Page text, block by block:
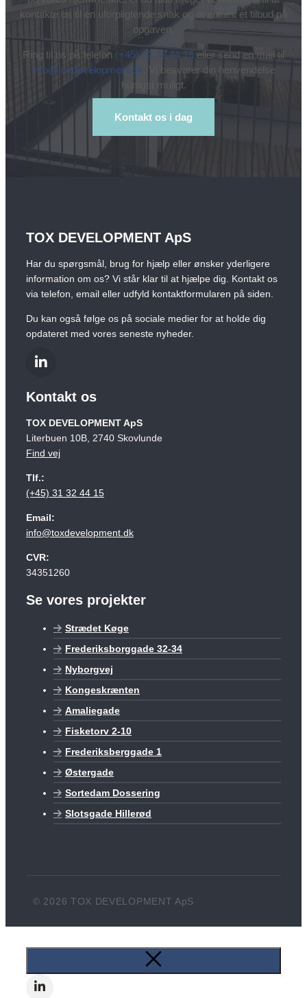
kontakte os til en uforpligtende snak og eventuelt et tilbud på
opgaven.
Ring til os på telefon (+45) 31 32 44 15 eller send en mail til
info@toxdevelopment.dk . Vi besvarer din henvendelse
hurtigst muligt.
Kontakt os i dag
TOX DEVELOPMENT ApS
Har du spørgsmål, brug for hjælp eller ønsker yderligere
information om os? Vi står klar til at hjælpe dig. Kontakt os
via telefon, email eller udfyld kontaktformularen på siden.
Du kan også følge os på sociale medier for at holde dig
opdateret med vores seneste nyheder.
Kontakt os
TOX DEVELOPMENT ApS
Literbuen 10B, 2740 Skovlunde
Find vej
Tlf.:
(+45) 31 32 44 15
Email:
info@toxdevelopment.dk
CVR:
34351260
Se vores projekter
Strædet Køge
Frederiksborggade 32-34
Nyborgvej
Kongeskrænten
Amaliegade
Fisketorv 2-10
Frederiksberggade 1
Østergade
Sortedam Dossering
Slotsgade Hillerød
© 2026 TOX DEVELOPMENT ApS